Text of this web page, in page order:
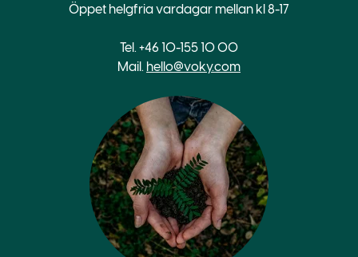
Öppet helgfria vardagar mellan kl 8-17
Tel. +46 10-155 10 00
Mail. hello@voky.com